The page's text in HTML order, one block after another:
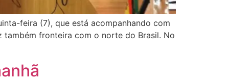
feira (7), que está acompanhando com
também fronteira com o norte do Brasil. No